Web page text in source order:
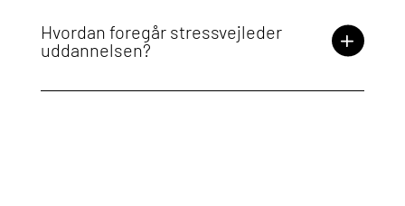
Hvordan foregår stressvejleder
uddannelsen?